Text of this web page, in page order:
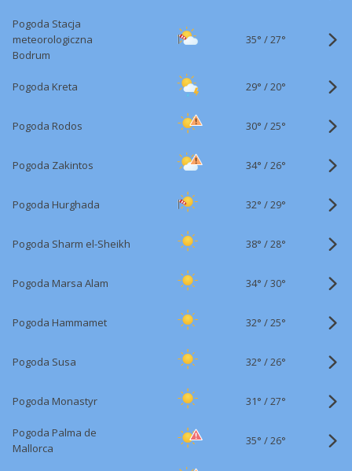
Pogoda Stacja
meteorologiczna
Bodrum
35° /27°
Pogoda Kreta 29° /20°
Pogoda Rodos 30° /25°
Pogoda Zakintos 34° /26°
Pogoda Hurghada 32° /29°
Pogoda Sharm el-Sheikh 38° /28°
Pogoda Marsa Alam 34° /30°
Pogoda Hammamet 32° /25°
Pogoda Susa 32° /26°
Pogoda Monastyr 31° /27°
Pogoda Palma de
Mallorca
35° /26°